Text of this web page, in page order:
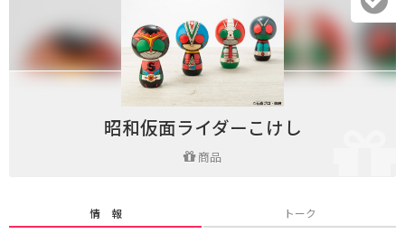
昭和仮面ライダーこけし
商品
情 報 トーク